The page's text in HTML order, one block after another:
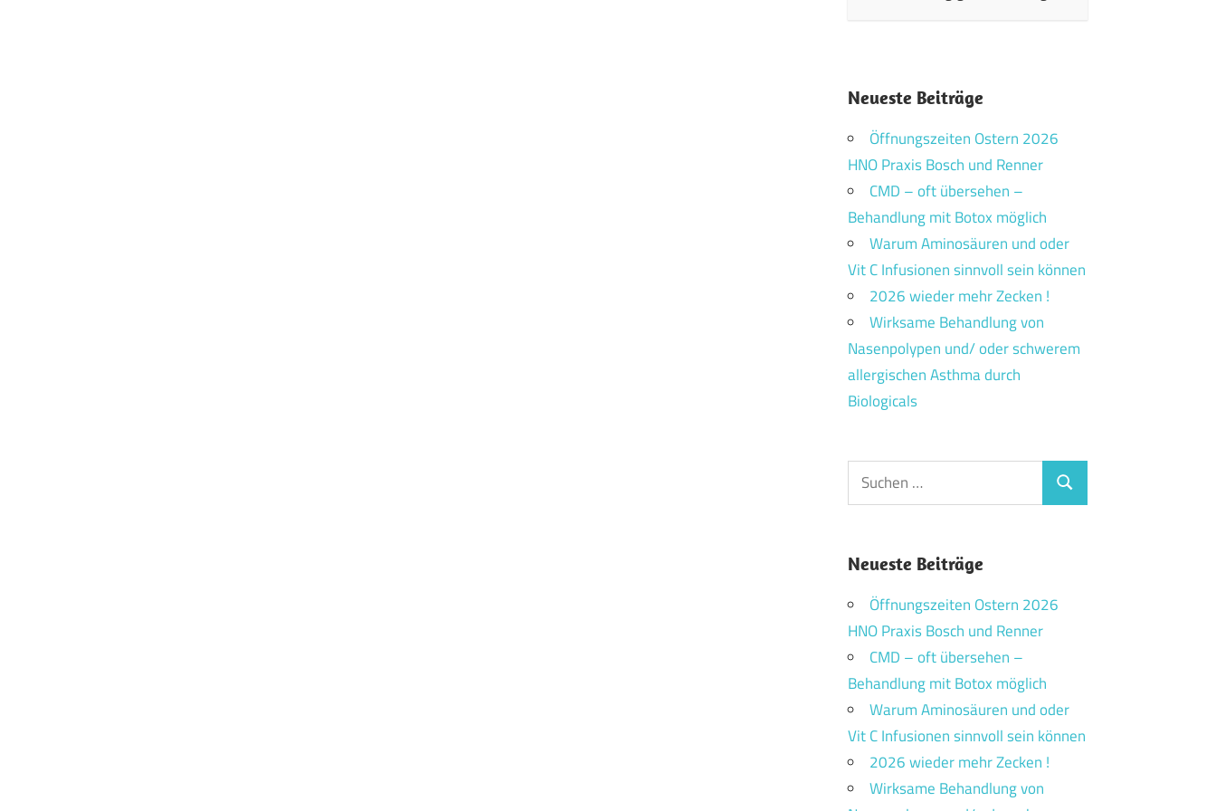
Neueste Beiträge
Öffnungszeiten Ostern 2026
HNO Praxis Bosch und Renner
CMD – oft übersehen –
Behandlung mit Botox möglich
Warum Aminosäuren und oder
Vit C Infusionen sinnvoll sein können
2026 wieder mehr Zecken !
Wirksame Behandlung von
Nasenpolypen und/ oder schwerem
allergischen Asthma durch
Biologicals
Suchen
nach:
Suchen
Neueste Beiträge
Öffnungszeiten Ostern 2026
HNO Praxis Bosch und Renner
CMD – oft übersehen –
Behandlung mit Botox möglich
Warum Aminosäuren und oder
Vit C Infusionen sinnvoll sein können
2026 wieder mehr Zecken !
Wirksame Behandlung von